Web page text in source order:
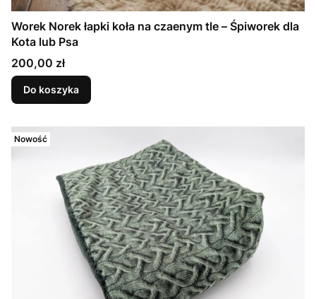
Worek Norek łapki koła na czaenym tle – Śpiworek dla
Kota lub Psa
Cena
200,00 zł
Do koszyka
Nowość